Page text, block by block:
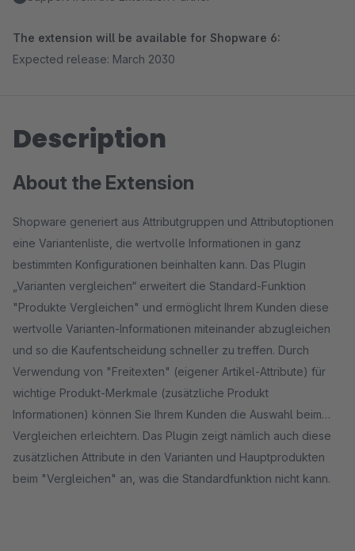
The extension will be available for Shopware 6:
Expected release: March 2030
Description
About the Extension
Shopware generiert aus Attributgruppen und Attributoptionen
eine Variantenliste, die wertvolle Informationen in ganz
bestimmten Konfigurationen beinhalten kann. Das Plugin
„Varianten vergleichen“ erweitert die Standard-Funktion
"Produkte Vergleichen" und ermöglicht Ihrem Kunden diese
wertvolle Varianten-Informationen miteinander abzugleichen
und so die Kaufentscheidung schneller zu treffen. Durch
Verwendung von "Freitexten" (eigener Artikel-Attribute) für
wichtige Produkt-Merkmale (zusätzliche Produkt
Informationen) können Sie Ihrem Kunden die Auswahl beim
Vergleichen erleichtern. Das Plugin zeigt nämlich auch diese
zusätzlichen Attribute in den Varianten und Hauptprodukten
beim "Vergleichen" an, was die Standardfunktion nicht kann.